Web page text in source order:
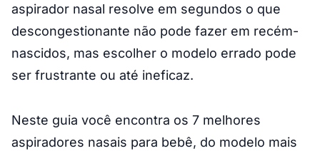
aspirador nasal resolve em segundos o que
descongestionante não pode fazer em recém-
nascidos, mas escolher o modelo errado pode
ser frustrante ou até ineficaz.
Neste guia você encontra os 7 melhores
aspiradores nasais para bebê, do modelo mais